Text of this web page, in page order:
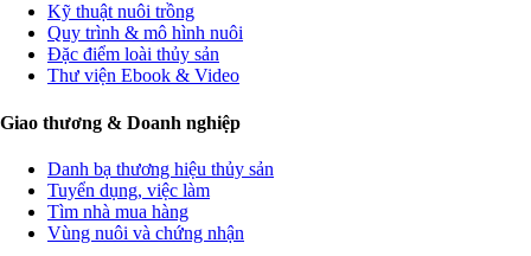
Kỹ thuật nuôi trồng
Quy trình & mô hình nuôi
Đặc điểm loài thủy sản
Thư viện Ebook & Video
Giao thương & Doanh nghiệp
Danh bạ thương hiệu thủy sản
Tuyển dụng, việc làm
Tìm nhà mua hàng
Vùng nuôi và chứng nhận